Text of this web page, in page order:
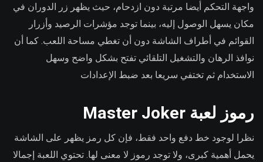
واجهة التحكم أيضا مرتبة دون ازدحام، حيث يظهر زر الدوران في
مكان يسهل الوصول إليه، بينما توجد مؤشرات الرصيد وأزرار
القوائم في أطراف الشاشة دون أن تغطي مساحة اللعب. كما أن
نوافذ الرهان والتشغيل التلقائي تفتح بشكل واضح وسهل
الاستخدام ثم تختفي سريعا بعد ضبط الإعدادات
رموز لعبة Master Joker
نظرا لوجود خط دفع واحد فقط، فإن كل رمز يظهر على الشاشة
يحمل أهمية كبرى، ولا توجد رموز لا معنى لها. تحتوي اللعبة إجمالا